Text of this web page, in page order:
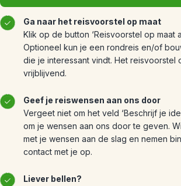
Ga naar het reisvoorstel op maat
Klik op de button ‘Reisvoorstel op maat
Optioneel kun je een rondreis en/of
die je interessant vindt. Het reisvoorstel
vrijblijvend.
Geef je reiswensen aan ons door
Vergeet niet om het veld ‘Beschrijf je
om je wensen aan ons door te geven.
met je wensen aan de slag en nemen
contact met je op.
Liever bellen?